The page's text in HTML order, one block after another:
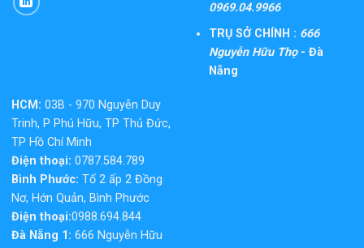
0969.04.9966
TRỤ SỞ CHÍNH : 666
Nguyễn Hữu Thọ- Đà
Nẵng
HCM: 03B - 970 Nguyễn Duy
Trinh, P Phú Hữu, TP Thủ Đức,
TP Hồ Chí Minh
Điện thoại: 0787.584.789
Bình Phước: Tổ 2 ấp 2 Đồng
Nơ, Hớn Quản, Bình Phước
Điện thoại:0988.694.844
Đà Nẵng 1: 666 Nguyễn Hữu